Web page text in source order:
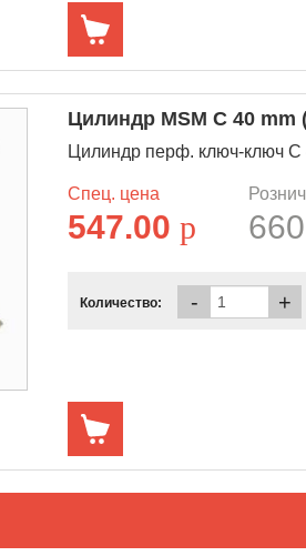
Цилиндр MSM C 40
Цилиндр перф. ключ-ключ C
Спец. цена
547.00p
Количество: - +